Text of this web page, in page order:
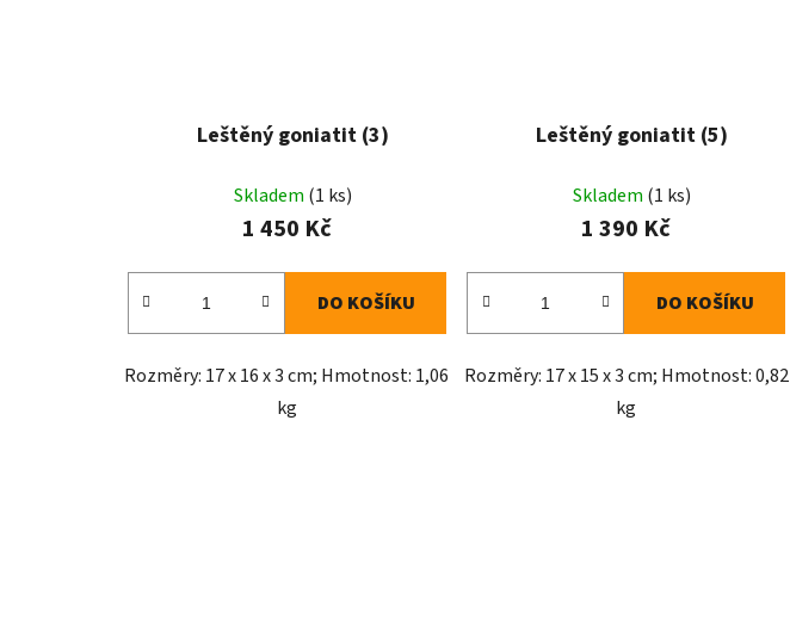
Leštěný goniatit (3)
Skladem (1 ks)
1 450 Kč
DO KOŠÍKU
Rozměry: 17 x 16 x 3 cm; Hmotnost: 1,06
kg
Leštěný goniatit (5)
Skladem (1 ks)
1 390 Kč
DO KOŠÍKU
Rozměry: 17 x 15 x 3 cm; Hmotnost: 0,82
kg